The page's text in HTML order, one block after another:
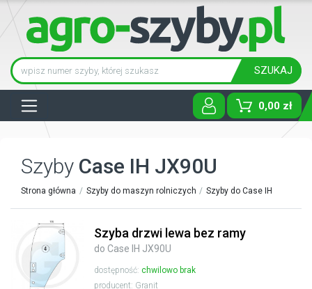
SZUKAJ
0,00 zł
Szyby Case IH JX90U
Strona główna Szyby do maszyn rolniczych Szyby do Case IH
Szyba drzwi lewa bez ramy
do Case IH JX90U
dostępność: chwilowo brak
producent: Granit